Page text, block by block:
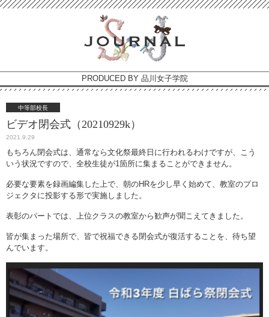
PRODUCED BY 品川女子学院
中等部校長
ビデオ閉会式（20210929k）
2021.9.29
もちろん閉会式は、通常なら文化祭最終日に行われるわけですが、こう
いう状況ですので、全校生徒が1箇所に集まることができません。
必要な要素を録画編集した上で、朝のHRを少し早く始めて、教室のプロ
ジェクタに投影する形で実施しました。
表彰のパートでは、上位クラスの教室から歓声が聞こえてきました。
皆が集まった場所で、皆で祝福できる閉会式が復活することを、待ち望
んでいます。